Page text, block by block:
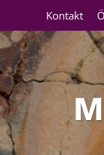
Kontakt